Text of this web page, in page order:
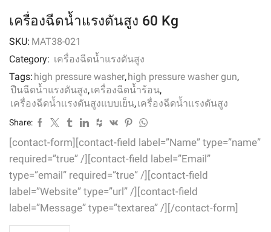
เครื่องฉีดน้ำแรงดันสูง 60 Kg
SKU: MAT38-021
Category: เครื่องฉีดน้ำแรงดันสูง
Tags: high pressure washer, high pressure washer gun,
ปืนฉีดน้ำแรงดันสูง,เครื่องฉีดน้ำร้อน,
เครื่องฉีดน้ำเเรงดันสูงแบบเย็น,เครื่องฉีดน้ำแรงดันสูง
Share:
[contact-form][contact-field label=”Name” type=”name”
required=”true” /][contact-field label=”Email”
type=”email” required=”true” /][contact-field
label=”Website” type=”url” /][contact-field
label=”Message” type=”textarea” /][/contact-form]